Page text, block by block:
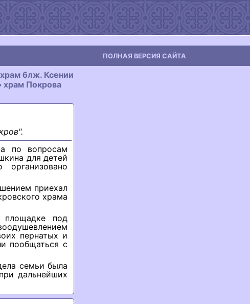
ПОЛНАЯ ВЕРСИЯ САЙТА
блж. Ксении
храм Покрова
по вопросам
для детей
приехал
храма
площадке под
пернатых и
пообщаться с
семьи была
дальнейших